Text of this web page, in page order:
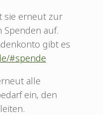
sie erneut zur
auf.
gibt es
#spende
alle
ein, den